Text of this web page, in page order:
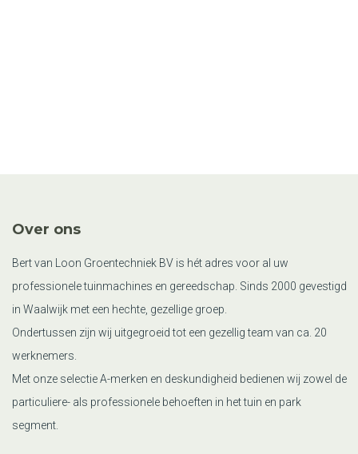
Over ons
Bert van Loon Groentechniek BV is hét adres voor al uw
professionele tuinmachines en gereedschap. Sinds 2000 gevestigd
in Waalwijk met een hechte, gezellige groep.
Ondertussen zijn wij uitgegroeid tot een gezellig team van ca. 20
werknemers.
Met onze selectie A-merken en deskundigheid bedienen wij zowel de
particuliere- als professionele behoeften in het tuin en park
segment.